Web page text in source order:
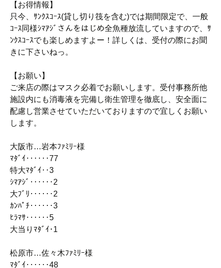
【お得情報】
只今、ｻﾝｸｽｺｰｽ(貸し切り筏を含む)では期間限定で、一般
ｺｰｽ同様ｼﾏｱｼﾞさんをはじめ全魚種放流していますので、ｻ
ﾝｸｽｺｰｽでも楽しめますよー！詳しくは、受付の際にお聞
きに下さいねっ。
【お願い】
ご来店の際はマスク必着でお願いします。受付事務所他
施設内にも消毒液を完備し衛生管理を徹底し、安全面に
配慮し営業させていただいておりますので宜しくお願い
します。
大阪市…岩本ﾌｧﾐﾘｰ様
ﾏﾀﾞｲ‥‥‥77
特大ﾏﾀﾞｲ‥3
ｼﾏｱｼﾞ‥‥‥2
大ﾌﾞﾘ‥‥‥2
ｶﾝﾊﾟﾁ‥‥‥3
ﾋﾗﾏｻ‥‥‥5
大当りﾏﾀﾞｲ･1
松原市…佐々木ﾌｧﾐﾘｰ様
ﾏﾀﾞｲ‥‥‥48